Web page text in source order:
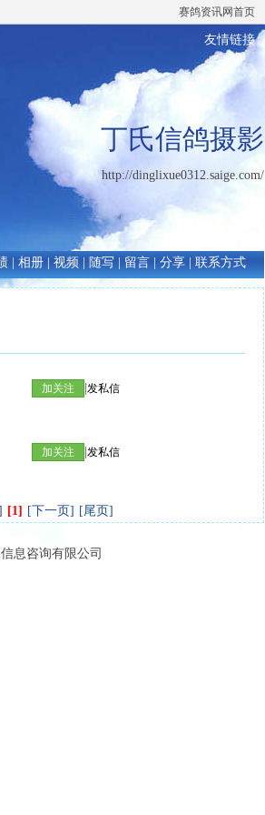
赛鸽资讯网首页
友情链接
丁氏信鸽摄影
http://dinglixue0312.saige.com/
相册 视频 随写 留言 分享 联系方式
加关注 发私信
加关注 发私信
[1] [下一页] [尾页]
息咨询有限公司